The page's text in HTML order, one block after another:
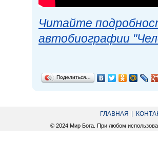
Читайте
автобиографии
Поделиться…
ГЛАВНАЯ
© 2024 Мир Бога. При любом